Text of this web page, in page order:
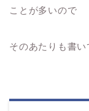
ことが多いので
そのあたりも書い